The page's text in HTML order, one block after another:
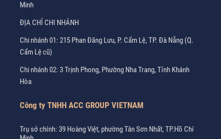
Minh
ĐỊA CHỈ CHI NHÁNH
Chi nhánh 01: 215 Phan Đăng Lưu, P. Cẩm Lệ, TP. Đà Nẵng (Q.
Cẩm Lệ cũ)
Chi nhánh 02: 3 Trịnh Phong, Phường Nha Trang, Tỉnh Khánh
Hòa
Công ty TNHH ACC GROUP VIETNAM
Trụ sở chính: 39 Hoàng Việt, phường Tân Sơn Nhất, TP.Hồ Chí